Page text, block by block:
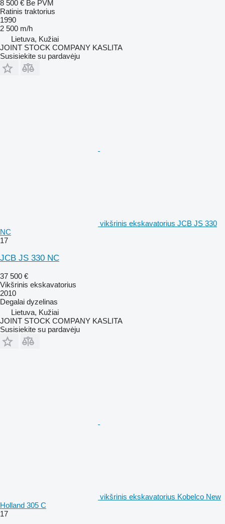
8 500 € Be PVM
Ratinis traktorius
1990
2 500 m/h
Lietuva, Kužiai
JOINT STOCK COMPANY KASLITA
Susisiekite su pardavėju
vikšrinis ekskavatorius JCB JS 330
NC
17
JCB JS 330 NC
37 500 €
Vikšrinis ekskavatorius
2010
Degalai dyzelinas
Lietuva, Kužiai
JOINT STOCK COMPANY KASLITA
Susisiekite su pardavėju
vikšrinis ekskavatorius Kobelco New
Holland 305 C
17